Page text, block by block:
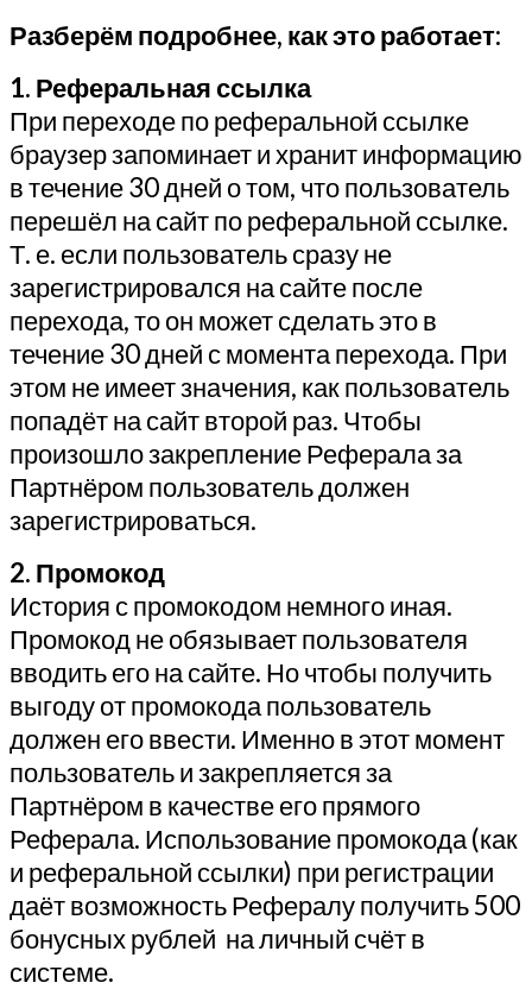
Разберём подробнее, как это работает:
1. Реферальная ссылка
При переходе по реферальной ссылке
браузер запоминает и хранит информацию
в течение 30 дней о том, что пользователь
перешёл на сайт по реферальной ссылке.
Т. е. если пользователь сразу не
зарегистрировался на сайте после
перехода, то он может сделать это в
течение 30 дней с момента перехода. При
этом не имеет значения, как пользователь
попадёт на сайт второй раз. Чтобы
произошло закрепление Реферала за
Партнёром пользователь должен
зарегистрироваться.
2. Промокод
История с промокодом немного иная.
Промокод не обязывает пользователя
вводить его на сайте. Но чтобы получить
выгоду от промокода пользователь
должен его ввести. Именно в этот момент
пользователь и закрепляется за
Партнёром в качестве его прямого
Реферала. Использование промокода (как
и реферальной ссылки) при регистрации
даёт возможность Рефералу получить 500
бонусных рублей на личный счёт в
системе.